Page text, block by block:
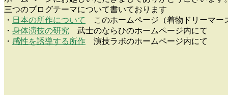
三つのブログテーマについて書いております
・ 日本の所作について
このホームページ（着物ドリーマー
・ 身体演技の研究 武士のならひのホームページ内にて
・ 感性を誘導する所作 演技ラボのホームページ内にて